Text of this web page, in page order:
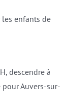
enfants de
descendre à
Auvers-sur-